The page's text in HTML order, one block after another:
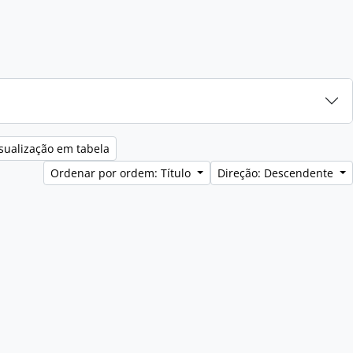
em tabela
Ordenar por ordem: Título
Direção: Descendente